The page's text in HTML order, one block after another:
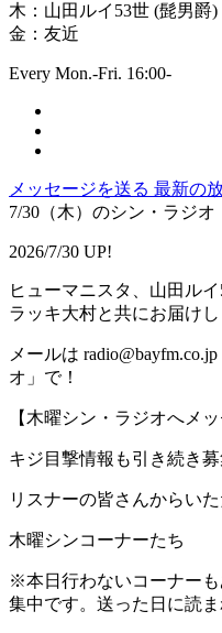
木：山田ルイ53世 (髭男爵)
金：友近
Every Mon.-Fri. 16:00-
メッセージを送る 最新の
7/30（木）のシン・ラジオ
2026/7/30 UP!
ヒューマニスタ、山田ル
ラッキ大村と共にお届けし
メールは
オ」で！
【木曜シン・ラジオへメ
キジ目撃情報も引き続き募
リスナーの皆さんからい
木曜シンコーナーたち
※本日行わないコーナー
集中です。送った日に読